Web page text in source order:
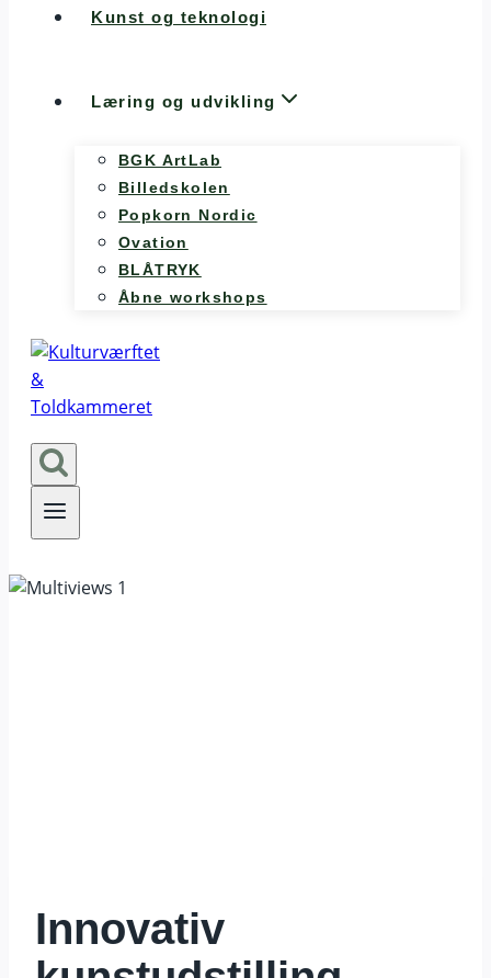
Kunst og teknologi
Læring og udvikling
BGK ArtLab
Billedskolen
Popkorn Nordic
Ovation
BLÅTRYK
Åbne workshops
Innovativ